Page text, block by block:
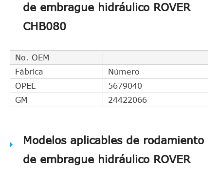
de embrague hidráulico ROVER
CHB080
No. OEM
Fábrica
Número
OPEL
5679040
GM
24422066
Modelos aplicables de rodamiento
de embrague hidráulico ROVER